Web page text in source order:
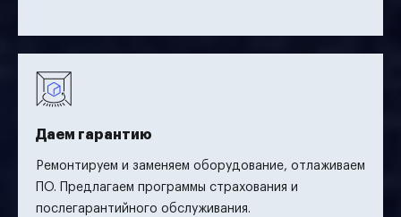
Даем гарантию
Ремонтируем и заменяем оборудование, отлаживаем
ПО. Предлагаем программы страхования и
послегарантийного обслуживания.